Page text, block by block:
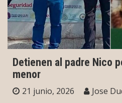
Detienen al padre Nico
menor
21 junio, 2026
Jose